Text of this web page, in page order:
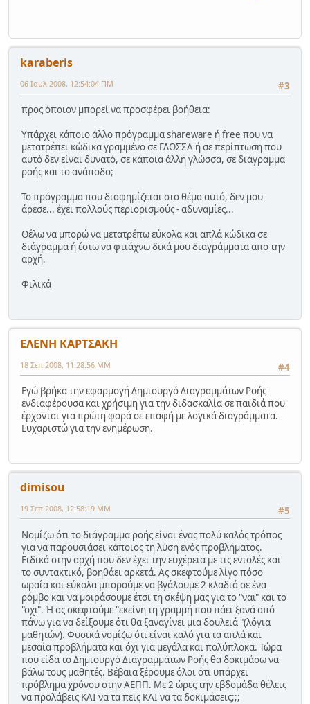
karaberis
#3
06 Ιουλ 2008, 12:54:04 ΠΜ
προς όποιον μπορεί να προσφέρει βοήθεια:
Υπάρχει κάποιο άλλο πρόγραμμα shareware ή free που να
μετατρέπει κώδικα γραμμένο σε ΓΛΩΣΣΑ ή σε περίπτωση που
αυτό δεν είναι δυνατό, σε κάποια άλλη γλώσσα, σε διάγραμμα
ροής και το ανάποδο;
Το πρόγραμμα που διαφημίζεται στο θέμα αυτό, δεν μου
άρεσε... έχει πολλούς περιορισμούς - αδυναμίες...
Θέλω να μπορώ να μετατρέπω εύκολα και απλά κώδικα σε
διάγραμμα ή έστω να φτιάχνω δικά μου διαγράμματα απο την
αρχή.
Φιλικά
ΕΛΕΝΗ ΚΑΡΤΣΑΚΗ
#4
18 Σεπ 2008, 11:28:56 ΜΜ
Εγώ βρήκα την εφαρμογή Δημιουργό Διαγραμμάτων Ροής
ενδιαφέρουσα και χρήσιμη για την διδασκαλία σε παιδιά που
έρχονται για πρώτη φορά σε επαφή με λογικά διαγράμματα.
Ευχαριστώ για την ενημέρωση.
dimisou
#5
19 Σεπ 2008, 12:58:19 ΜΜ
Νομίζω ότι το διάγραμμα ροής είναι ένας πολύ καλός τρόπος
για να παρουσιάσει κάποιος τη λύση ενός προβλήματος.
Ειδικά στην αρχή που δεν έχει την ευχέρεια με τις εντολές και
το συντακτικό, βοηθάει αρκετά. Ας σκεφτούμε λίγο πόσο
ωραία και εύκολα μπορούμε να βγάλουμε 2 κλαδιά σε ένα
ρόμβο και να μοιράσουμε έτσι τη σκέψη μας για το "ναι" και το
"οχι". Ή ας σκεφτούμε "εκείνη τη γραμμή που πάει ξανά από
πάνω για να δείξουμε ότι θα ξαναγίνει μια δουλειά "(λόγια
μαθητών). Φυσικά νομίζω ότι είναι καλό για τα απλά και
μεσαία προβλήματα και όχι για μεγάλα και πολύπλοκα. Τώρα
που είδα το Δημιουργό Διαγραμμάτων Ροής θα δοκιμάσω να
βάλω τους μαθητές. Βέβαια ξέρουμε όλοι ότι υπάρχει
πρόβλημα χρόνου στην ΑΕΠΠ. Με 2 ώρες την εβδομάδα θέλεις
να προλάβεις ΚΑΙ να τα πεις ΚΑΙ να τα δοκιμάσεις;;;